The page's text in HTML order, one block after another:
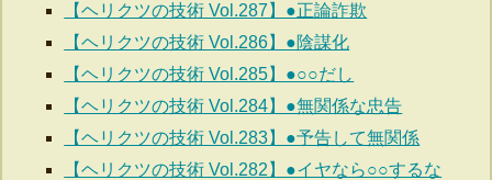
【ヘリクツの技術 Vol.287】●正論詐欺
【ヘリクツの技術 Vol.286】●陰謀化
【ヘリクツの技術 Vol.285】●○○だし
【ヘリクツの技術 Vol.284】●無関係な忠告
【ヘリクツの技術 Vol.283】●予告して無関係
【ヘリクツの技術 Vol.282】●イヤなら○○するな